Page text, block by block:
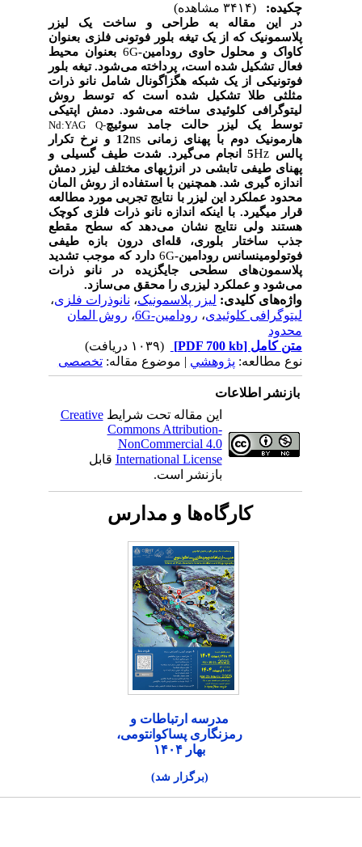
چکیده:
در این مقاله به طراحی و ساخت یک لیزر
پلاسمونیک که از یک تیغه بلور فوتونی فلزی بعنوان
کاواک و محلول حاوی رودامین-6Gبعنوان محیط
فعال تشکیل شده است، پرداخته می‌شود. تیغه بلور
فوتونیکی از یک شبکه هگزاگونال شامل نانو ذرات
مثلثی طلا تشکیل شده است که توسط روش
لیتوگرافی کلوئیدی ساخته می‌شود. دمش اپتیکی
توسط یک لیزر حالت جامد سوئیچQ-
Nd:YAG
هارمونیک دوم با پهنای زمانیns
12 و نرخ تکرار
پالسHz 5 انجام می‌گیرد. شدت طیف گسیلی و
پهنای طیفی تابشی در انرژیهای مختلف لیزر دمش
اندازه گیری شد. همچنین با استفاده از روش المان
محدود عملکرد این لیزر با نتایج تجربی مورد مطالعه
قرار می­گیرد. با اینکه اندازه نانو ذرات فلزی کوچک
هستند ولی نتایج نشان می‌دهد که سطح مقطع
جذب ساختار بلوری، قله‌ای درون بازه طیفی
فوتولومینسانس رودامین-6Gدارد که موجب تشدید
پلاسمون‌های سطحی جایگزیده در نانو ذرات
می‌شود و عملکرد لیزری را محقق می‌سازد.
واژه‌های کلیدی:لیزر پلاسمونیک،نانوذرات فلزی،
لیتوگرافی کلوئیدی،رودامین-6G ،روش المان
محدود
متن کامل[PDF 700 kb]
نوع مطالعه:پژوهشي| موضوع مقاله:تخصصی
بازنشر اطلاعات
این مقاله تحت شرایطCreative
Commons Attribution-
NonCommercial 4.0
International Licenseقابل
بازنشر است.
کارگاه‌ها و مدارس
مدرسه ارتباطات و
رمزنگاری پساکوانتومی،
بهار ۱۴۰۴
(برگزار شد)